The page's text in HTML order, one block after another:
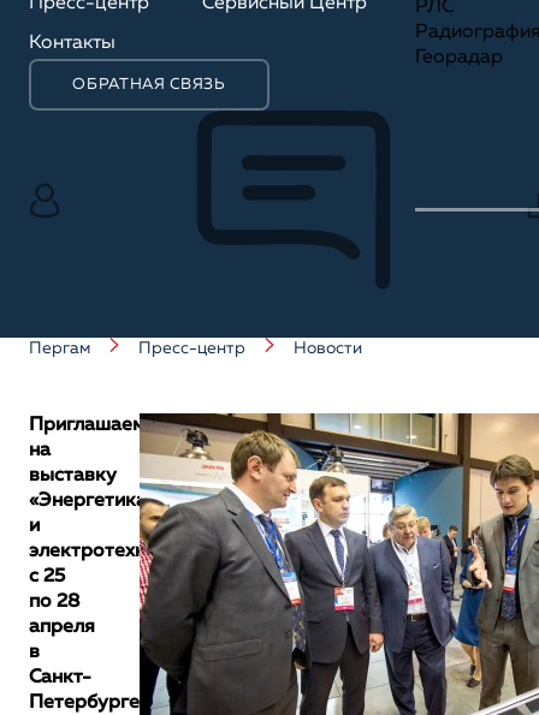
Контакты
ОБРАТНАЯ СВЯЗЬ
РЛС
Георадар
Пергам Пресс-центр Новости
Приглашаем
на
выставку
«Энергетика
и
электротехника»
с 25
по 28
апреля
в
Санкт-
Петербурге